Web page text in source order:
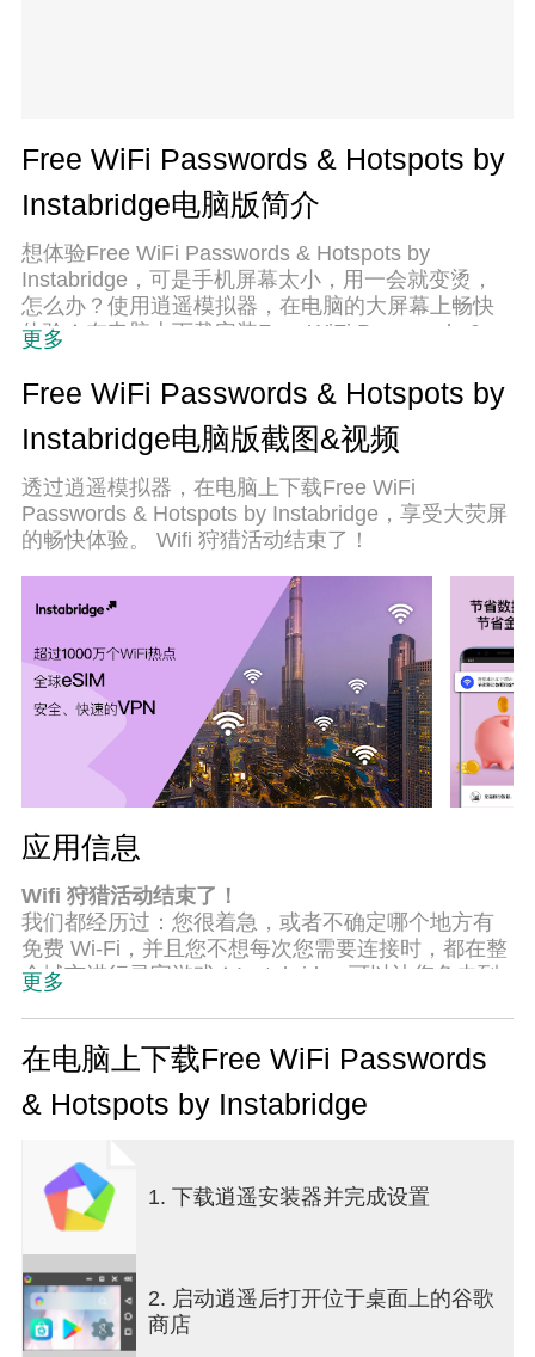
Free WiFi Passwords & Hotspots by
Instabridge电脑版简介
想体验Free WiFi Passwords & Hotspots by
Instabridge，可是手机屏幕太小，用一会就变烫，
怎么办？使用逍遥模拟器，在电脑的大屏幕上畅快
体验！在电脑上下载安装Free WiFi Passwords &
验多久就多久，顺畅用一天~全新的逍遥模拟器9，
绝对是您体验Free WiFi Passwords & Hotspots by
Instabridge电脑版的好选择。完美的按键映射系统
如PC端般运行；强大的多开功能可同时使用多个应
用；独家虚拟化技术更能彻底发挥电脑效能，保障
长时间稳定运作。我们致力于不让设备限制您的体
更多
Free WiFi Passwords & Hotspots by
Instabridge电脑版截图&视频
透过逍遥模拟器，在电脑上下载Free WiFi
Passwords & Hotspots by Instabridge，享受大荧屏
的畅快体验。 Wifi 狩猎活动结束了！
应用信息
Wifi 狩猎活动结束了！
我们都经历过：您很着急，或者不确定哪个地方有
免费 Wi-Fi，并且您不想每次您需要连接时，都在整
个城市进行寻宝游戏！Instabridge 可以让您免去到
码的人们组成的全球社区。我们已经收集了超过
2000 万个密码和热点，并且这个数字每天都在增
长！它完全免费，可以为您节省数据使用费用，并
进行连接。添加 WiFi 的人越多，我们就越接近让每
个人都能免费使用 WiFi！
只需下载应用程序 >> 自动连接到 WiFi >> 加入我
们的社区
的 Wifi 查找器知道哪些 Wi-Fi 网络有效，并自动让
您远离那些无效的网络。无需设置。它就是有效
的！借助我们精美集成的旅行地图以及数据库中每
更多
在电脑上下载Free WiFi Passwords
& Hotspots by Instabridge
1. 下载逍遥安装器并完成设置
2. 启动逍遥后打开位于桌面上的谷歌
商店